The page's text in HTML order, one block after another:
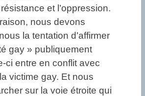
et l’oppression.
nous devons
la tentation d’affirmer
gay » publiquement
ci entre en conflit avec
la victime gay. Et nous
sur la voie étroite qui